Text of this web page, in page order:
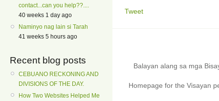
contact...can you help??....
40 weeks 1 day ago
Naminyo nag lain si Tarah
41 weeks 5 hours ago
Recent blog posts
CEBUANO RECKONING AND
DIVISIONS OF THE DAY.
How Two Websites Helped Me
Tweet
Balayan alang sa mga
Homepage for the Visayan